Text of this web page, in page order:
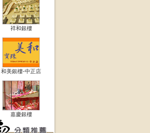
祥和銀樓
和美銀樓-中正店
嘉慶銀樓